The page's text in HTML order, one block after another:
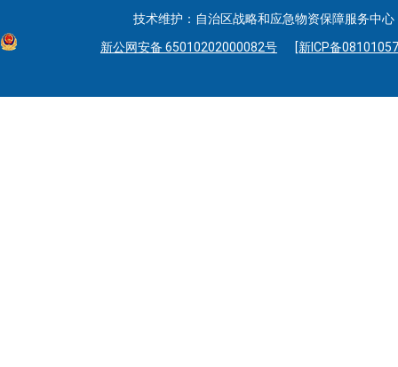
技术维护：自治区战略和应急物资保障服务中
新公网安备 65010202000082号
[新ICP备